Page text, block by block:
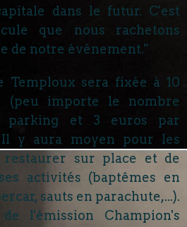
dans le futur. C'est
que nous rachetons
de notre événement."
Temploux sera fixée à 10
(peu importe le nombre
parking et 3 euros par
y aura moyen pour les
restaurer sur place et de
activités (baptêmes en
sauts en parachute,...).
l'émission Champion's